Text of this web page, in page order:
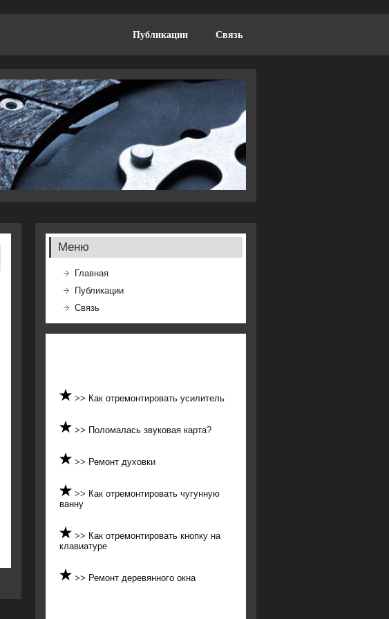
Публикации Связь
Меню
Главная
Публикации
Связь
>> Как отремонтировать усилитель
>> Поломалась звуковая карта?
>> Ремонт духовки
>> Как отремонтировать чугунную
ванну
>> Как отремонтировать кнопку на
клавиатуре
>> Ремонт деревянного окна